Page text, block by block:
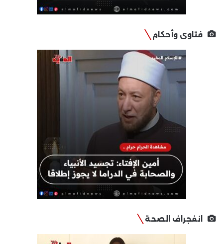
فتاوى وأحكام
انفجراف الصحة